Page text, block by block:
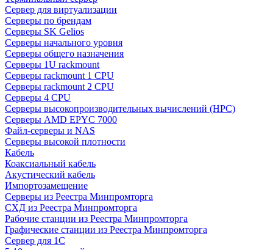
Сервер для виртуализации
Серверы по брендам
Серверы SK Gelios
Серверы начального уровня
Серверы общего назначения
Серверы 1U rackmount
Серверы rackmount 1 CPU
Серверы rackmount 2 CPU
Серверы 4 CPU
Серверы высокопроизводительных вычислений (HPC)
Серверы AMD EPYC 7000
Файл-серверы и NAS
Серверы высокой плотности
Кабель
Коаксиальный кабель
Акустический кабель
Импортозамещение
Серверы из Реестра Минпромторга
СХД из Реестра Минпромторга
Рабочие станции из Реестра Минпромторга
Графические станции из Реестра Минпромторга
Сервер для 1С